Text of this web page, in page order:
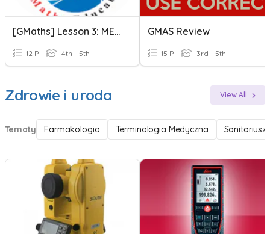
[GMaths] Lesson 3: MEASUREMENTS
12 P 4th - 5th
GMAS Review
15 P 3rd - 5th
Zdrowie i uroda View All
Tematy Farmakologia Terminologia Medyczna Sanitariusz